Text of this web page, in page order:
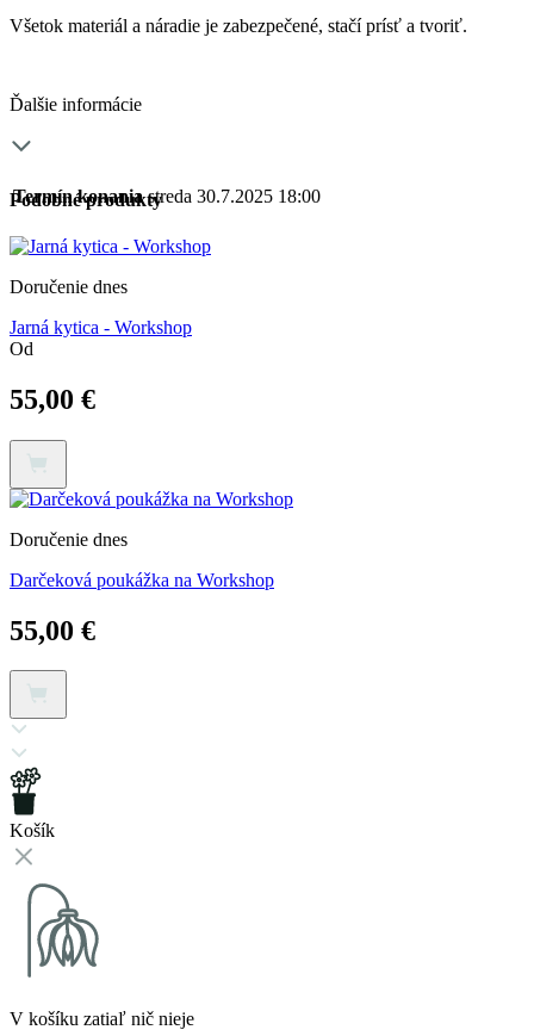
Všetok materiál a náradie je zabezpečené, stačí prísť a tvoriť.
Ďalšie informácie
Termín konania streda 30.7.2025 18:00
Podobné produkty
Doručenie dnes
Jarná kytica - Workshop
Od
55,00 €
Tento
má
viacero
variantov.
si
vybrať
na
Doručenie dnes
Darčeková poukážka na Workshop
55,00 €
Košík
V košíku zatiaľ nič nieje